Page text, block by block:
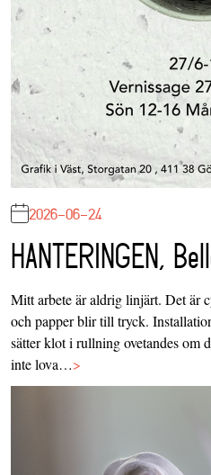
2026-06-24
HANTERINGEN,
Mitt arbete är aldrig linjärt. Det är
och papper blir till tryck.
sätter klot i rullning ovetandes om
inte lova…>